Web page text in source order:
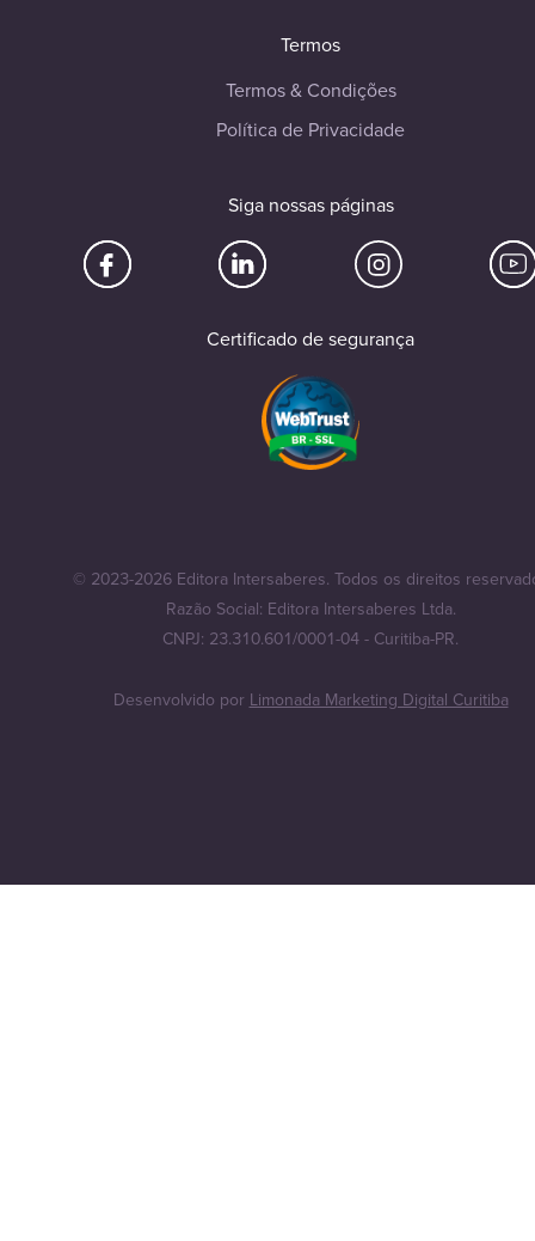
Termos
Termos & Condições
Política de Privacidade
Siga nossas páginas
Certificado de segurança
© 2023-2026 Editora Intersaberes. Todos os direitos
Razão Social: Editora Intersaberes Ltda.
CNPJ: 23.310.601/0001-04 - Curitiba-PR.
Desenvolvido porLimonada Marketing Digital Curitiba